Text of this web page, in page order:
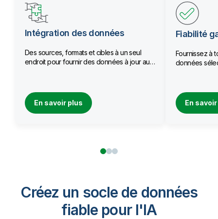
Intégration des données
Des sources, formats et cibles à un seul
endroit pour fournir des données à jour aux
En savoir plus
Fiabilité
Fournissez à
données
En
Créez un socle de données
fiable pour I'IA